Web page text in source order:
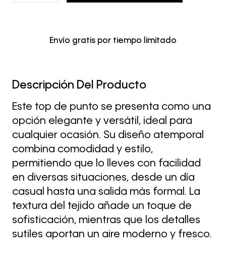
Envío gratis por tiempo limitado
Descripción Del Producto
Este top de punto se presenta como una
opción elegante y versátil, ideal para
cualquier ocasión. Su diseño atemporal
combina comodidad y estilo,
permitiendo que lo lleves con facilidad
en diversas situaciones, desde un día
casual hasta una salida más formal. La
textura del tejido añade un toque de
sofisticación, mientras que los detalles
sutiles aportan un aire moderno y fresco.